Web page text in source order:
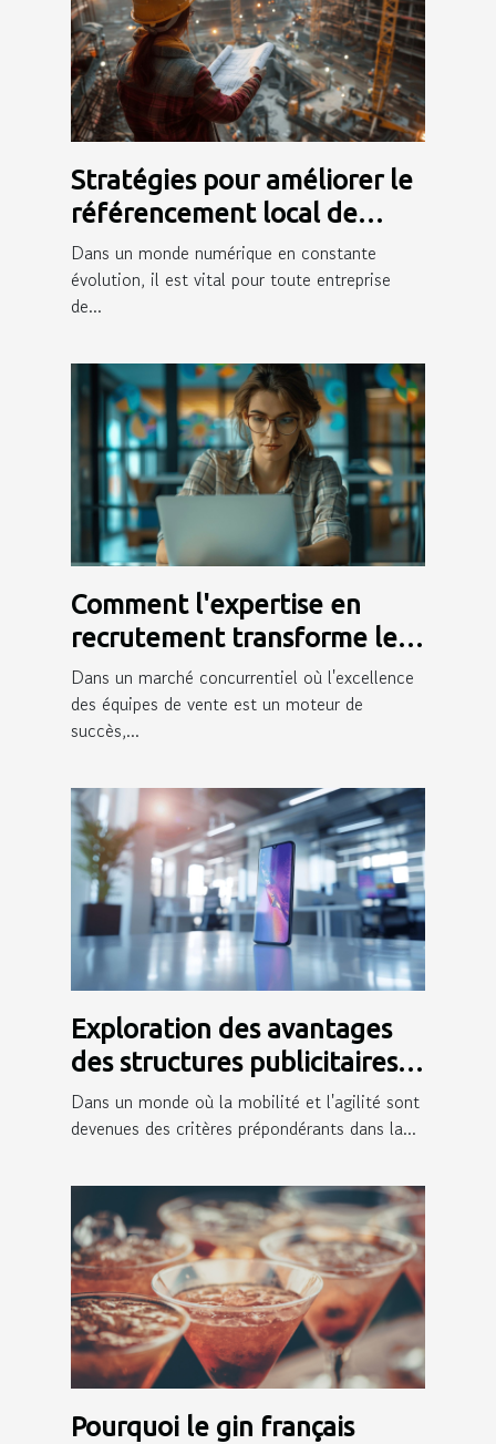
Stratégies pour améliorer le
référencement local de
votre entreprise de
construction
Dans un monde numérique en constante
évolution, il est vital pour toute entreprise
de...
Comment l'expertise en
recrutement transforme les
équipes de vente
Dans un marché concurrentiel où l'excellence
des équipes de vente est un moteur de
succès,...
Exploration des avantages
des structures publicitaires
mobiles pour les entreprises
Dans un monde où la mobilité et l'agilité sont
devenues des critères prépondérants dans la...
Pourquoi le gin français